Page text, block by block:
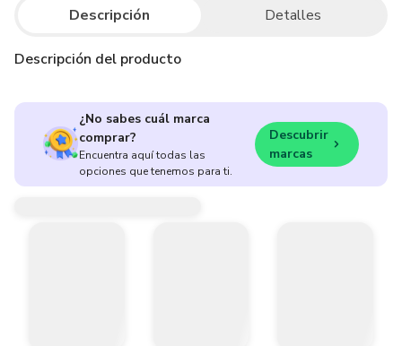
Descripción Detalles
Descripción del producto
¿No sabes cuál marca
comprar?
Encuentra aquí todas las
opciones que tenemos para ti.
Descubrir
marcas